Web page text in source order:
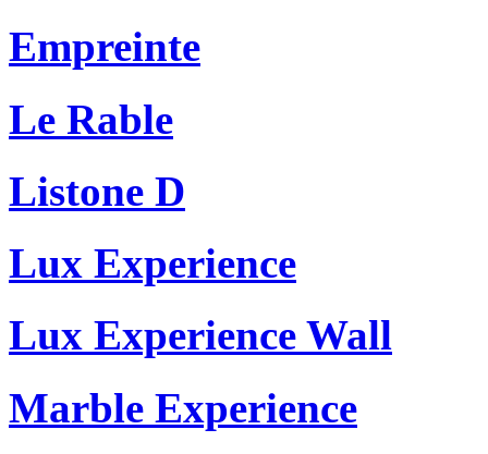
Empreinte
Le Rable
Listone D
Lux Experience
Lux Experience Wall
Marble Experience